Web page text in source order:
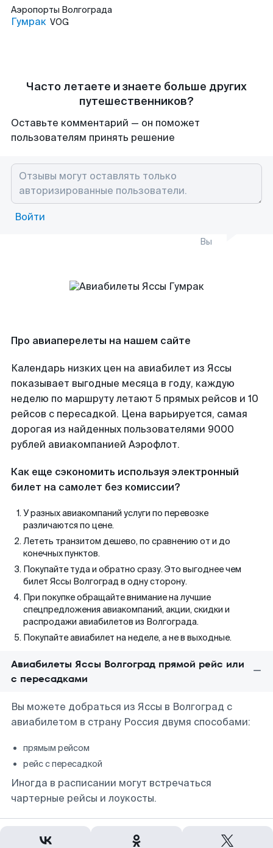
Аэропорты Волгограда
Гумрак VOG
Часто летаете и знаете больше других
путешественников?
Оставьте комментарий — он поможет
пользователям принять решение
Войти
Вы
Про авиаперелеты на нашем сайте
Календарь низких цен на авиабилет из Яссы
показывает выгодные месяца в году, каждую
неделю по маршруту летают 5 прямых рейсов и 10
рейсов с пересадкой. Цена варьируется, самая
дорогая из найденных пользователями 9000
рублей авиакомпанией Аэрофлот.
Как еще сэкономить используя электронный
билет на самолет без комиссии?
У разных авиакомпаний услуги по перевозке
различаются по цене.
Лететь транзитом дешево, по сравнению от и до
конечных пунктов.
Покупайте туда и обратно сразу. Это выгоднее чем
билет Яссы Волгоград в одну сторону.
При покупке обращайте внимание на лучшие
спецпредложения авиакомпаний, акции, скидки и
распродажи авиабилетов из Волгограда.
Покупайте авиабилет на неделе, а не в выходные.
Авиабилеты Яссы Волгоград прямой рейс или
с пересадками
Вы можете добраться из Яссы в Волгоград с
авиабилетом в страну Россия двумя способами:
прямым рейсом
рейс с пересадкой
Иногда в расписании могут встречаться
чартерные рейсы и лоукосты.